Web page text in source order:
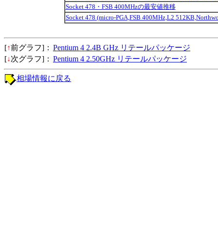
Socket 478・FSB 400MHzの最安値推移
Socket 478 (micro-PGA,FSB 400MHz,L2
[↑前グラフ]： Pentium 4 2.4B GHz リテールパッケージ
[↓次グラフ]： Pentium 4 2.50GHz リテールパッケージ
相場情報に戻る